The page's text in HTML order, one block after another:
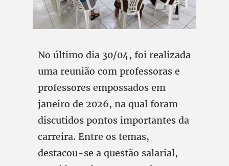
No último dia 30/04, foi realizada
uma reunião com professoras e
professores empossados em
janeiro de 2026, na qual foram
discutidos pontos importantes da
carreira. Entre os temas,
destacou-se a questão salarial,